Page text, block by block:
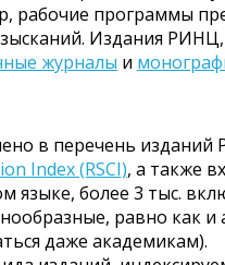
программы
Издания
журналы и
в перечень
Index (RSCI), а также
более 3 тыс.
равно как
даже академикам).